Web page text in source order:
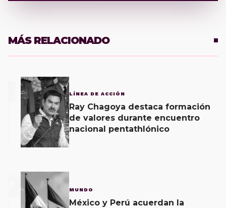
MÁS RELACIONADO
LÍNEA DE ACCIÓN
Ray Chagoya destaca formación
de valores durante encuentro
nacional pentathlónico
2 MUNDO
México y Perú acuerdan la